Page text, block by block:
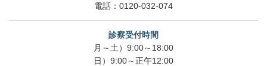
電話： 0120-032-074
診察受付時間
月～土）9:00～18:00
日）9:00～正午12:00